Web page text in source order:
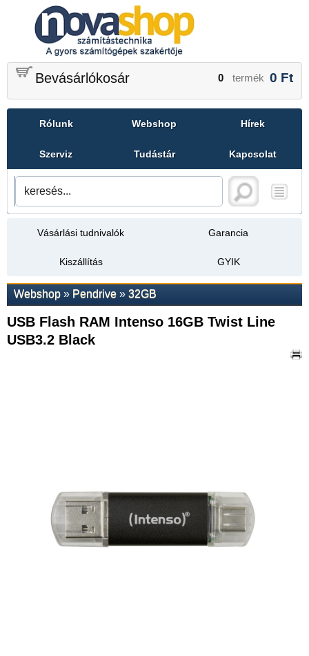
Bevásárlókosár 0 termék 0 Ft
Rólunk Webshop Hírek
Szerviz Tudástár Kapcsolat
Vásárlási tudnivalók Garancia
Kiszállítás GYIK
Webshop » Pendrive » 32GB
USB Flash RAM Intenso 16GB Twist Line
USB3.2 Black